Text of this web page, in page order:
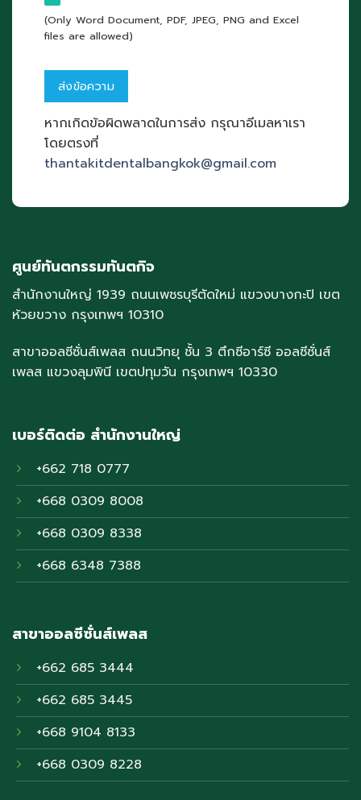
(Only Word Document, PDF, JPEG, PNG and Excel
files are allowed)
หากเกิดข้อผิดพลาดในการส่ง กรุณาอีเมลหาเรา
โดยตรงที่
thantakitdentalbangkok@gmail.com
ศูนย์ทันตกรรมทันตกิจ
สำนักงานใหญ่ 1939 ถนนเพชรบุรีตัดใหม่ แขวงบางกะปิ เขต
ห้วยขวาง กรุงเทพฯ 10310
สาขาออลซีซั่นส์เพลส ถนนวิทยุ ชั้น 3 ตึกซีอาร์ซี ออลซีซั่นส์
เพลส แขวงลุมพินี เขตปทุมวัน กรุงเทพฯ 10330
เบอร์ติดต่อ สำนักงานใหญ่
+662 718 0777
+668 0309 8008
+668 0309 8338
+668 6348 7388
สาขาออลซีซั่นส์เพลส
+662 685 3444
+662 685 3445
+668 9104 8133
+668 0309 8228